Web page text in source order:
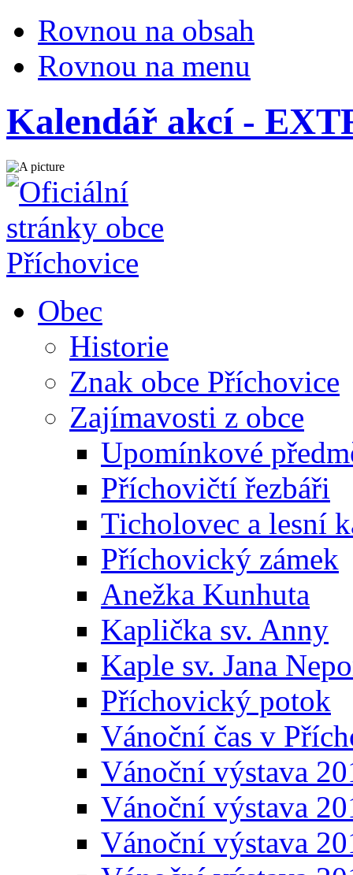
Rovnou na obsah
Rovnou na menu
Kalendář akcí -
Obec
Historie
Znak obce Příchovice
Zajímavosti z obce
Upomínkové
Příchovičtí řezbáři
Ticholovec a lesní
Příchovický zámek
Anežka Kunhuta
Kaplička sv. Anny
Kaple sv. Jana
Příchovický potok
Vánoční čas v
Vánoční výstava
Vánoční výstava
Vánoční výstava